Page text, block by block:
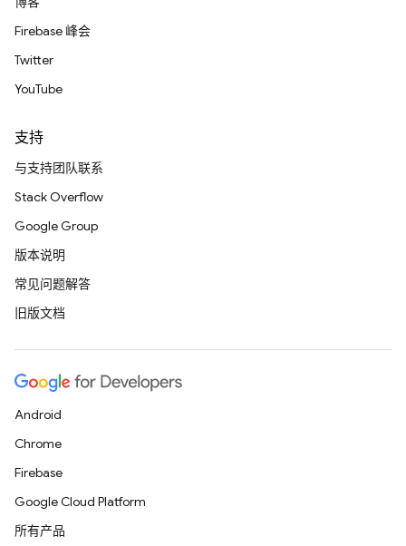
Firebase 峰会
Twitter
YouTube
支持
与支持团队联系
Stack Overflow
Google Group
版本说明
常见问题解答
旧版文档
Android
Chrome
Firebase
Google Cloud Platform
所有产品